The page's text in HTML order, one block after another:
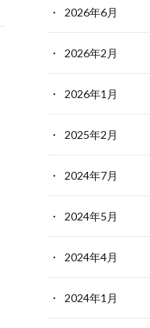
2026年6月
2026年2月
2026年1月
2025年2月
2024年7月
2024年5月
2024年4月
2024年1月